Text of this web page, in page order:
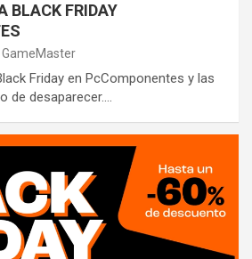
BLACK FRIDAY
GameMaster
Friday en PcComponentes y las
de desaparecer.…